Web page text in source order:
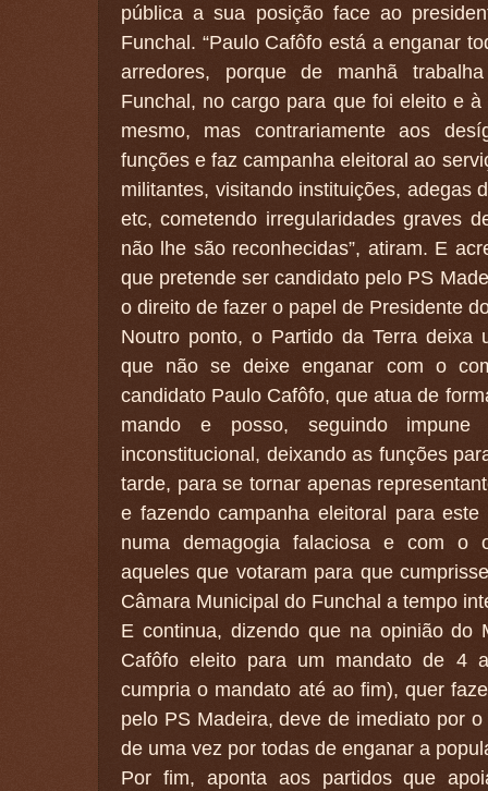
pública a sua posição face ao
Funchal. “Paulo Cafôfo está a enganar
arredores, porque de manhã
Funchal, no cargo para que foi eleito e
mesmo, mas contrariamente aos
funções e faz campanha eleitoral ao
militantes, visitando instituições, adegas
etc, cometendo irregularidades graves
não lhe são reconhecidas”, atiram. E
que pretende ser candidato pelo PS
o direito de fazer o papel de Presidente
Noutro ponto, o Partido da Terra deixa
que não se deixe enganar com o
candidato Paulo Cafôfo, que atua de
mando e posso, seguindo impune
inconstitucional, deixando as funções
tarde, para se tornar apenas
e fazendo campanha eleitoral para
numa demagogia falaciosa e com o
aqueles que votaram para que
Câmara Municipal do Funchal a tempo
E continua, dizendo que na opinião do
Cafôfo eleito para um mandato de 4
cumpria o mandato até ao fim), quer
pelo PS Madeira, deve de imediato por
de uma vez por todas de enganar a
Por fim, aponta aos partidos que